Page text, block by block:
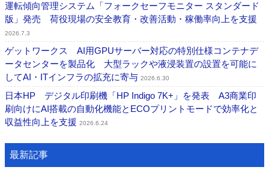
運転傾向管理システム「フォークセーフモニター スタンダード
版」発売 荷役現場の安全教育・改善活動・稼働率向上を支援
2026.7.3
ゲットワークス AI用GPUサーバー対応の特別仕様コンテナデ
ータセンターを製品化 大型ラックや液浸装置の設置を可能に
してAI・ITインフラの拡充に寄与 2026.6.30
日本HP デジタル印刷機「HP Indigo 7K+」を発表 A3商業印
刷向けにAI搭載の自動化機能とECOプリントモードで効率化と
収益性向上を支援 2026.6.24
最新記事